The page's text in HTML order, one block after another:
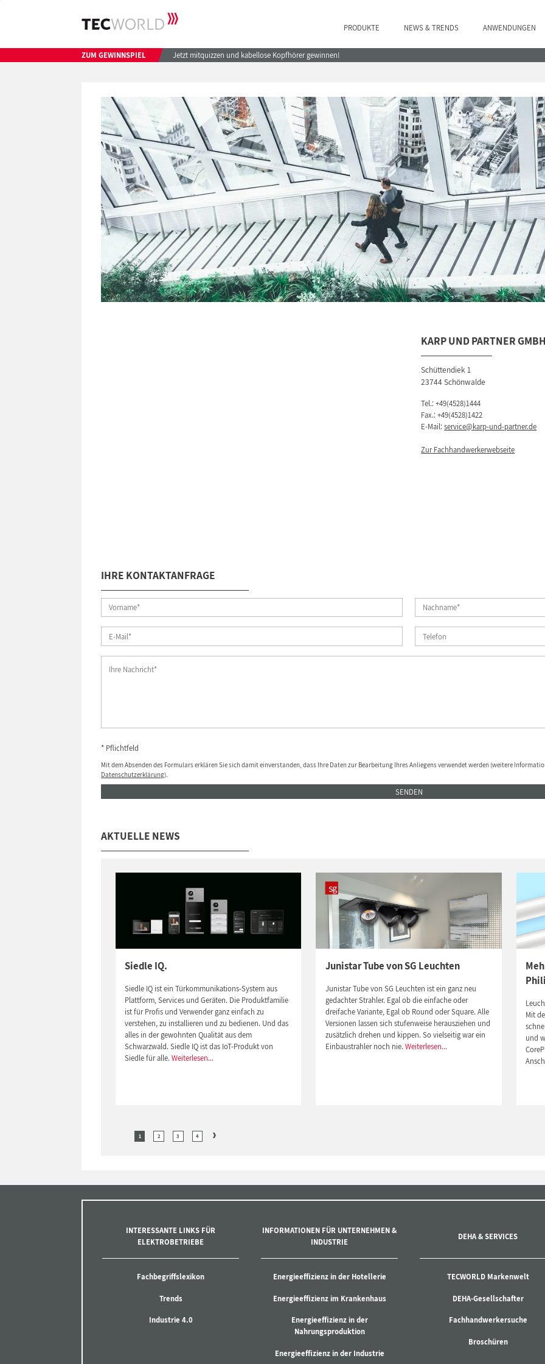
PRODUKTE NEWS & TRENDS ANWENDUNGEN
ZUM GEWINNSPIEL Jetzt mitquizzen und kabellose Kopfhörer gewinnen!
KARP UND PARTNER
Schüttendiek 1
23744 Schönwalde
Tel.:+49(4528)1444
Fax.: +49(4528)1422
E-Mail:service@karp-und-partner.de
Zur Fachhandwerkerwebseite
IHRE KONTAKTANFRAGE
* Pflichtfeld
Mit dem Absenden des Formulars erklären Sie sich damit einverstanden, dass Ihre Daten zur Bearbeitung Ihres Anliegens verwendet werden (weitere
Datenschutzerklärung).
SENDEN
AKTUELLE NEWS
Siedle IQ.
Siedle IQ ist ein Türkommunikations-System aus
Plattform, Services und Geräten. Die Produktfamilie
ist für Profis und Verwender ganz einfach zu
verstehen, zu installieren und zu bedienen. Und das
alles in der gewohnten Qualität aus dem
Schwarzwald. Siedle IQ ist das IoT-Produkt von
Siedle für alle.Weiterlesen...
Junistar Tube von SG Leuchten
Junistar Tube von SG Leuchten ist ein ganz neu
gedachter Strahler. Egal ob die einfache oder
dreifache Variante, Egal ob Round oder Square. Alle
Versionen lassen sich stufenweise herausziehen und
zusätzlich drehen und kippen. So vielseitig war ein
Einbaustrahler noch nie. Weiterlesen...
Mit
und
1 2 3 4
INTERESSANTE LINKS FÜR
ELEKTROBETRIEBE
Fachbegriffslexikon
Trends
Industrie 4.0
INFORMATIONEN FÜR UNTERNEHMEN &
INDUSTRIE
Energieeffizienz in der Hotellerie
Energieeffizienz im Krankenhaus
Energieeffizienz in der
Nahrungsproduktion
Energieeffizienz in der Industrie
DEHA & SERVICES
TECWORLD Markenwelt
DEHA-Gesellschafter
Fachhandwerkersuche
Broschüren